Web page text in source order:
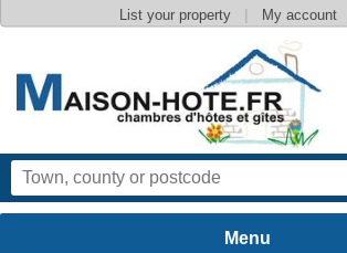
List your property | My account